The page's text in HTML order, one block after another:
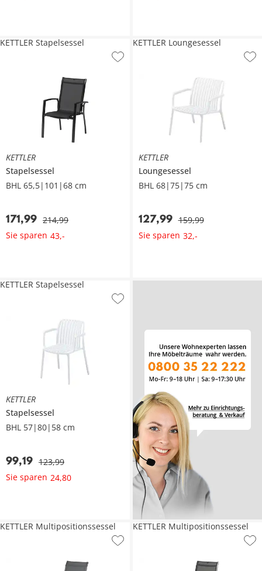
KETTLER
Stapelsessel
BHL 65,5|101|68 cm
171,99 214,99
Sie sparen 43,-
KETTLER Stapelsessel
KETTLER
Loungesessel
BHL 68|75|75 cm
127,99 159,99
Sie sparen 32,-
KETTLER Loungesessel
KETTLER
Stapelsessel
BHL 57|80|58 cm
99,19 123,99
Sie sparen 24,80
KETTLER Stapelsessel
KETTLER Multipositionssessel KETTLER Multipositionssessel